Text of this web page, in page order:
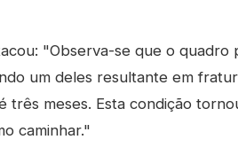
"Observa-se que o
um deles resultante em
três meses. Esta condição
caminhar."